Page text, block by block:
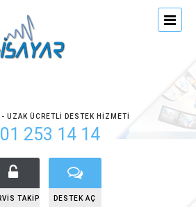
ÜCRETLI DESTEK HIZMETI
253 14 14
TAKIP DESTEK AÇ